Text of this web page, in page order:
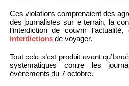
Ces violations comprenaient des
des journalistes sur le terrain, la
l’interdiction de couvrir
interdictions de voyager.
Tout cela s’est produit avant
systématiques contre les
événements du 7 octobre.